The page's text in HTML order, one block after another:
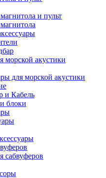
и пульт
морской акустики
для морской акустики
и Кабель
блоки
сабвуферов